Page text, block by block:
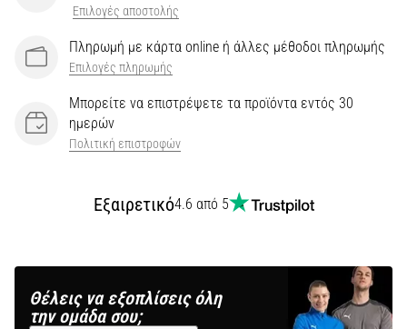
Επιλογές αποστολής
Πληρωμή με κάρτα online ή άλλες μέθοδοι πληρωμής
Επιλογές πληρωμής
Μπορείτε να επιστρέψετε τα προϊόντα εντός 30
ημερών
Πολιτική επιστροφών
Εξαιρετικό4.6 από 5
Θέλεις να εξοπλίσεις όλη
την ομάδα σου;